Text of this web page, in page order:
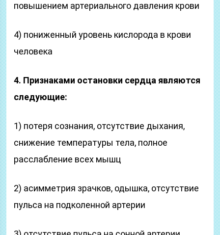
повышением арте­риального давления крови
4) пониженный уровень кислорода в крови
человека
4. Признаками остановки сердца являются
следующие:
1) потеря сознания, отсутствие дыхания,
снижение тем­пературы тела, полное
расслабление всех мышц
2) асимметрия зрачков, одышка, отсутствие
пульса на подколенной артерии